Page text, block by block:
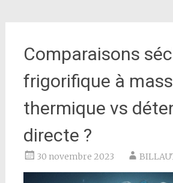
Comparaisons
frigorifique à
thermique vs
directe ?
30 novembre 2023